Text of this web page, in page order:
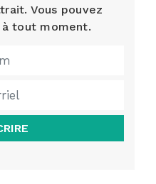
Vous pouvez
à tout moment.